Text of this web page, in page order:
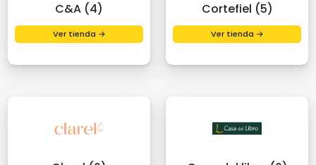
C&A (4)
Ver tienda →
Cortefiel (5)
Ver tienda →